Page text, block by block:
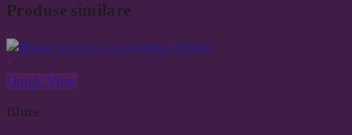
Produse similare
Quick View
Bluze